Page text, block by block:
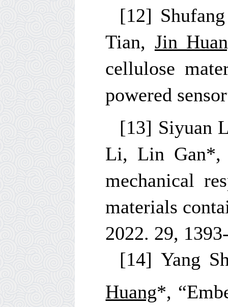
[12]
Tian, Jin
cellulose
powered
[13] Siyuan
Li, Lin Gan*
mechanical
materials
2022. 29,
[14] Yang
Huang*,